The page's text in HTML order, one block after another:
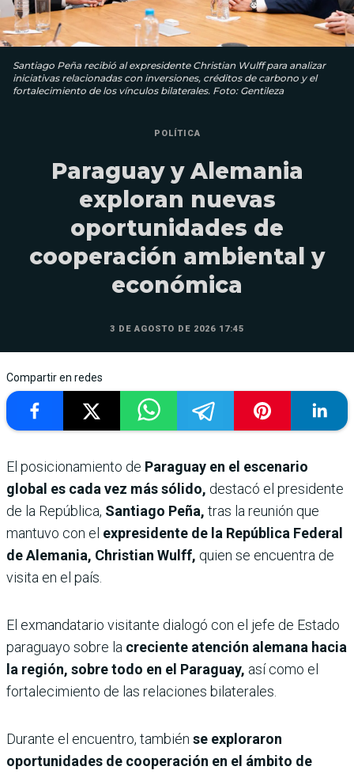
Santiago Peña recibió al expresidente Christian Wulff para analizar
iniciativas relacionadas con inversiones, créditos de carbono y el
fortalecimiento de los vínculos bilaterales. Foto: Gentileza
POLÍTICA
Paraguay y Alemania
exploran nuevas
oportunidades de
cooperación ambiental y
económica
3 DE AGOSTO DE 2026 17:45
Compartir en redes
El posicionamiento de Paraguay en el escenario
global es cada vez más sólido, destacó el presidente
de la República, Santiago Peña, tras la reunión que
mantuvo con el expresidente de la República Federal
de Alemania, Christian Wulff, quien se encuentra de
visita en el país.
El exmandatario visitante dialogó con el jefe de Estado
paraguayo sobre la creciente atención alemana hacia
la región, sobre todo en el Paraguay, así como el
fortalecimiento de las relaciones bilaterales.
Durante el encuentro, también se exploraron
oportunidades de cooperación en el ámbito de